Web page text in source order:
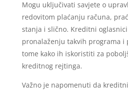
Mogu uključivati ​​savjete o
redovitom plaćanju računa,
stanja i slično. Kreditni
pronalaženju takvih programa
tome kako ih iskoristiti za
kreditnog rejtinga.
Važno je napomenuti da